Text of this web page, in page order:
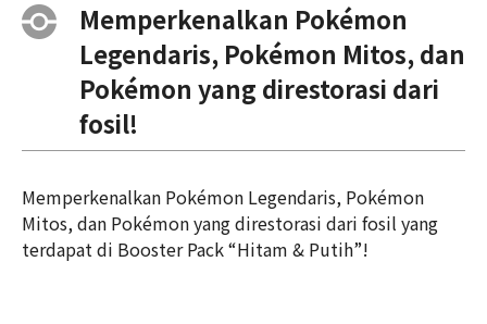
Memperkenalkan Pokémon
Legendaris, Pokémon Mitos, dan
Pokémon yang direstorasi dari
fosil!
Memperkenalkan Pokémon Legendaris, Pokémon
Mitos, dan Pokémon yang direstorasi dari fosil yang
terdapat di Booster Pack “Hitam & Putih”!